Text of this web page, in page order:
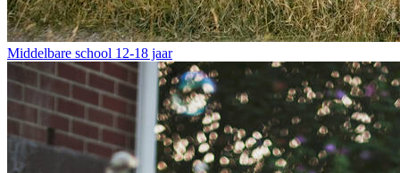
Middelbare school 12-18 jaar